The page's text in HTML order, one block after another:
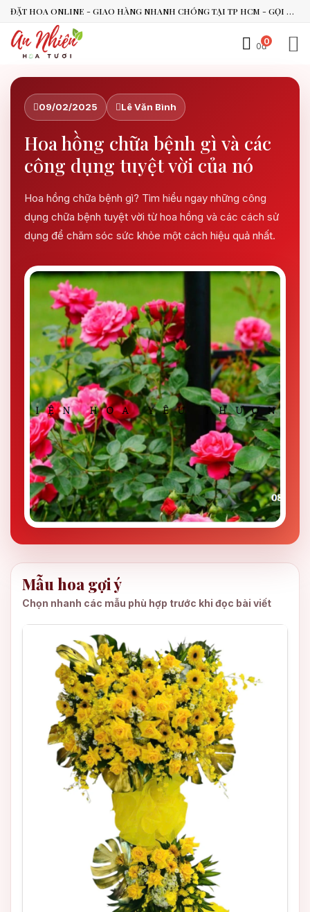
ĐẶT HOA ONLINE - GIAO HÀNG NHANH CHÓNG TẠI TP HCM - GỌI NGAY 0938.494.119 HOẶC 0899.492.909
0
0đ
09/02/2025 Lê Văn Bình
Hoa hồng chữa bệnh gì và các
công dụng tuyệt vời của nó
Hoa hồng chữa bệnh gì? Tìm hiểu ngay những công
dụng chữa bệnh tuyệt vời từ hoa hồng và các cách sử
dụng để chăm sóc sức khỏe một cách hiệu quả nhất.
Mẫu hoa gợi ý
Chọn nhanh các mẫu phù hợp trước khi đọc bài viết
An Nhiên Flowers
Tư vấn nhanh trong vài phút
Chào bạn, mình có thể hỗ trợ chọn hoa theo dịp nào?
Vừa xong